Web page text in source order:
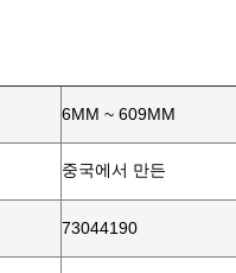
6MM ~ 609MM
중국에서 만든
73044190